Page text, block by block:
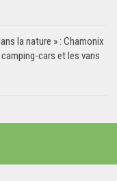
la nature » : Chamonix
cars et les vans